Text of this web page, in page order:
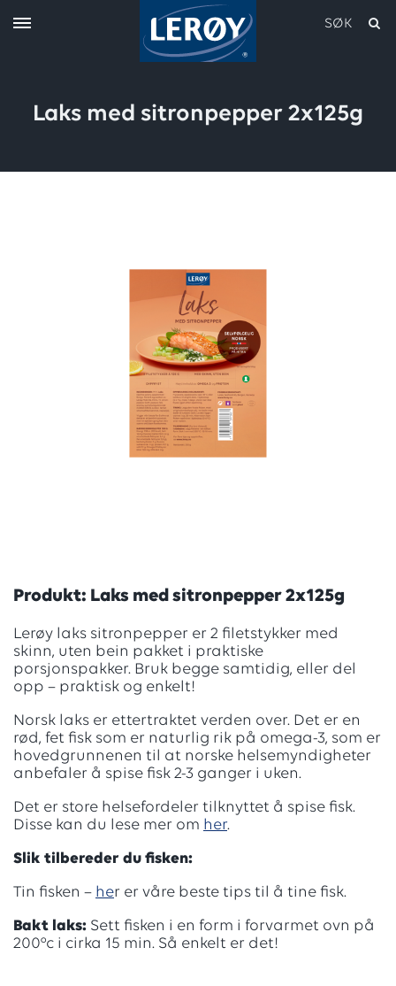
SØK
Laks med sitronpepper 2x125g
Produkt: Laks med sitronpepper 2x125g
Lerøy laks sitronpepper er 2 filetstykker med
skinn, uten bein pakket i praktiske
porsjonspakker. Bruk begge samtidig, eller del
opp – praktisk og enkelt!
Norsk laks er ettertraktet verden over. Det er en
rød, fet fisk som er naturlig rik på omega-3, som er
hovedgrunnenen til at norske helsemyndigheter
anbefaler å spise fisk 2-3 ganger i uken.
Det er store helsefordeler tilknyttet å spise fisk.
Disse kan du lese mer om her.
Slik tilbereder du fisken:
Tin fisken – her er våre beste tips til å tine fisk.
Bakt laks: Sett fisken i en form i forvarmet ovn på
200°c i cirka 15 min. Så enkelt er det!